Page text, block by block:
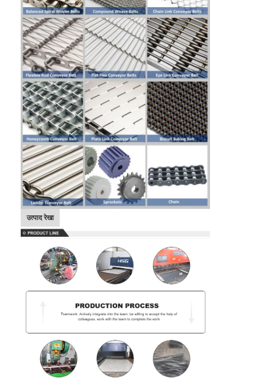
स्टेनलेस स्टील जाल बेल्ट
सर्पिल वायर मेष
उच्च तापमान वायर मेष
खाद्य जाल बेल्ट
मधुकोश कन्वेयर बेल्ट
कन्वेयर चेन प्लेट
सोलर फोटोवोल्टिक मेश बेल्ट
चेन मेष बेल्ट
सर्पिल फ्रीजर बेल्ट
ओवन कन्वेयर बेल्ट
उत्पाद रेखा